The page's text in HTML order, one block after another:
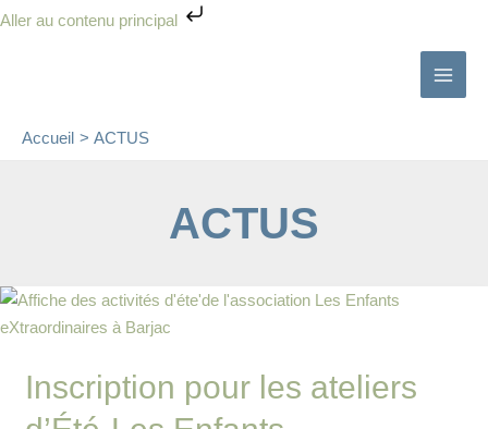
Aller au contenu principal
Aller
Accueil ACTUS
ACTUS
Inscription pour les ateliers
Inscription
pour
ateliers
d’Été-